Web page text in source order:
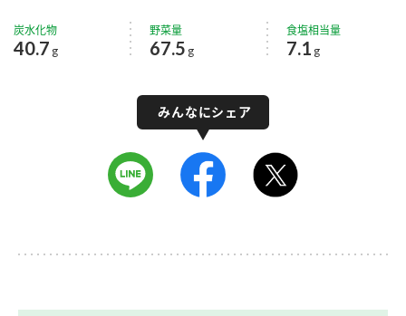
炭水化物
40.7 g
野菜量
67.5 g
食塩相当量
7.1 g